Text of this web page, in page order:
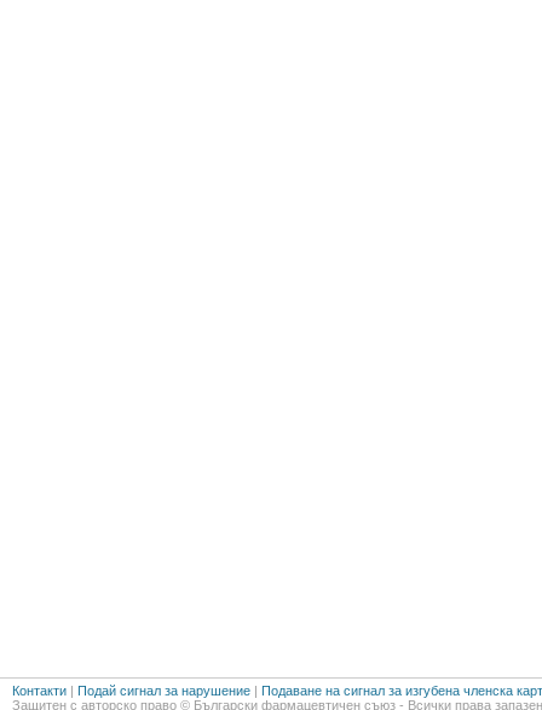
Контакти | Подай сигнал за нарушение | Подаване на сигнал за изгубена членска
Защитен с авторско право © Български фармацевтичен съюз - Всички права